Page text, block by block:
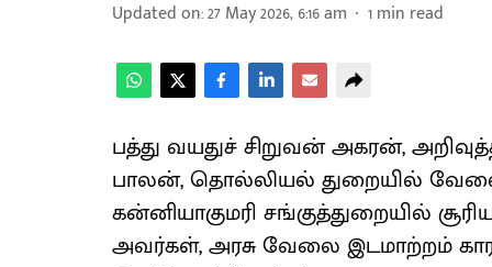
Updated on:27 May 2026, 6:16 am 1min read
பத்து வயதுச் சிறுவன் அகரன்,
பாலன், தொல்லியல் துறையில்
கன்னியாகுமரி சங்குத்துறையில்
அவர்கள், அரசு வேலை இடமாற்றம்